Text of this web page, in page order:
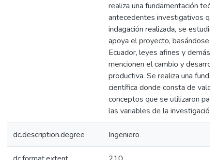
realiza una fundamentación
antecedentes investigativos
indagación realizada, se
apoya el proyecto, basándose
Ecuador, leyes afines y demás
mencionen el cambio y
productiva. Se realiza una
científica donde consta de
conceptos que se utilizaron
las variables de la investigación.
dc.description.degree Ingeniero